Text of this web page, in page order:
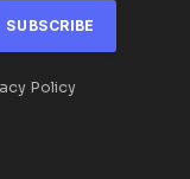
Policy